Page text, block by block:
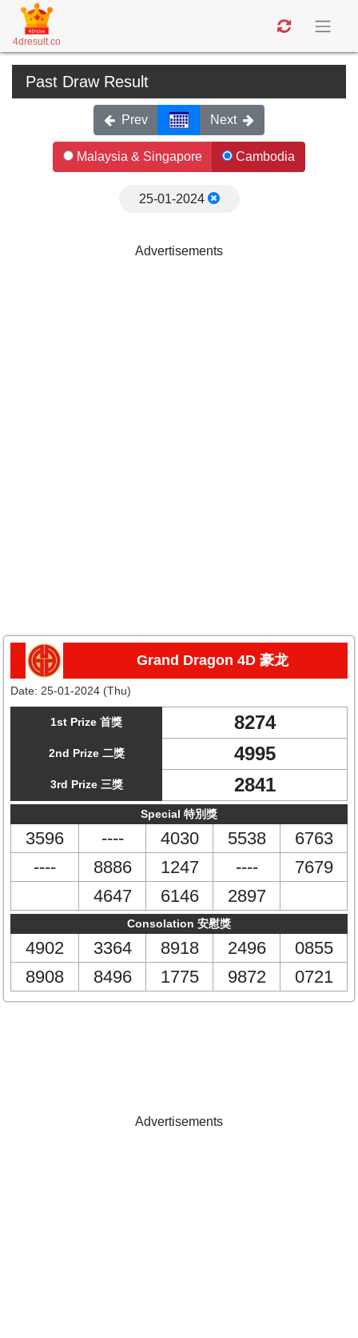
4dresult.co
Past Draw Result
Prev Next
Malaysia & Singapore Cambodia
25-01-2024
Advertisements
Grand Dragon 4D 豪龙
Date: 25-01-2024 (Thu)
1st Prize 首獎 8274
2nd Prize 二獎 4995
3rd Prize 三獎 2841
Special 特別獎
3596 ---- 4030 5538
6763
----
8886 1247 ----
7679
4647
6146 2897
Consolation 安慰獎
4902 3364 8918 2496
0855
8908
8496 1775 9872 0721
Advertisements